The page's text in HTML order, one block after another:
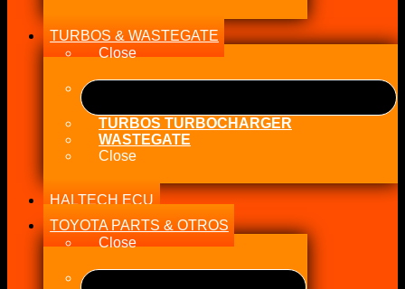
TURBOS & WASTEGATE
Close
TURBOS TURBOCHARGER
WASTEGATE
Close
HALTECH ECU
TOYOTA PARTS & OTROS
Close